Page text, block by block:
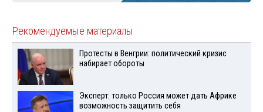
Рекомендуемые материалы
Протесты в Венгрии: политический кризис
набирает обороты
Эксперт: только Россия может дать Африке
возможность защитить себя